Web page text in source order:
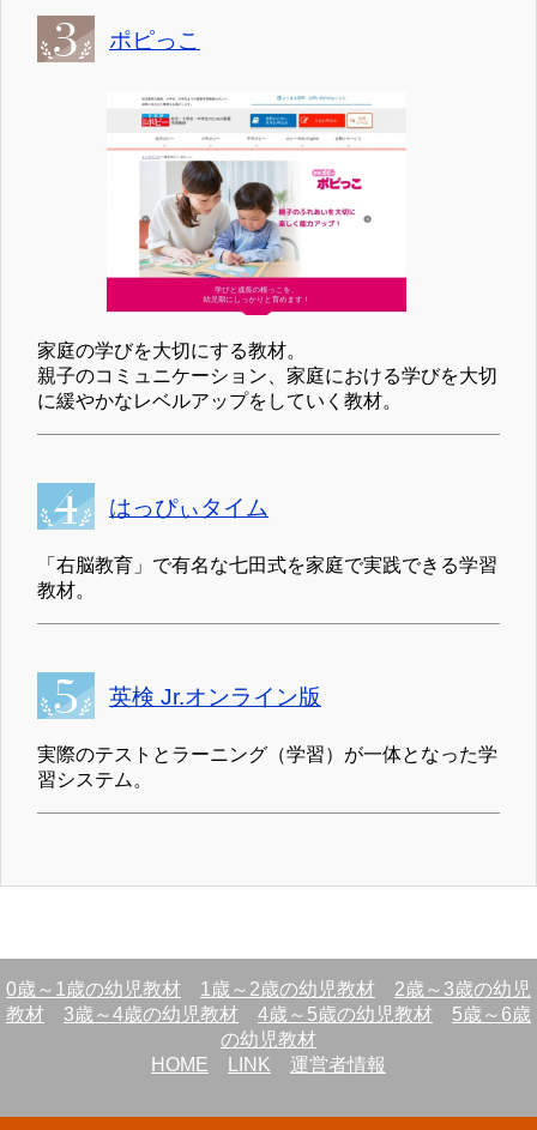
ポピっこ
家庭の学びを大切にする教材。
親子のコミュニケーション、家庭における学びを大切
に緩やかなレベルアップをしていく教材。
はっぴぃタイム
「右脳教育」で有名な七田式を家庭で実践できる学習
教材。
英検 Jr.オンライン版
実際のテストとラーニング（学習）が一体となった学
習システム。
0歳～1歳の幼児教材 1歳～2歳の幼児教材
2歳～3歳の幼児
教材
3歳～4歳の幼児教材 4歳～5歳の幼児教材
5歳～6歳
の幼児教材
HOME
LINK 運営者情報